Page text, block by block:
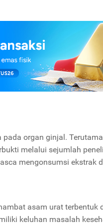
organ ginjal.
melalui sejumlah
mengonsumsi ekstrak
asam urat terbentuk
keluhan masalah